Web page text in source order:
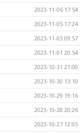
2023-11-06 17:54
2023-11-05 17:24
2023-11-03 09:57
2023-11-01 20:54
2023-10-31 21:00
2023-10-30 13:10
2023-10-29 19:16
2023-10-28 20:26
2023-10-27 12:05